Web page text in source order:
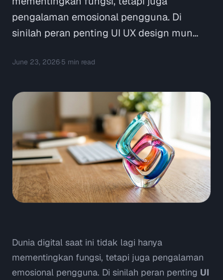
pengalaman emosional pengguna. Di
sinilah peran penting UI UX design mun…
June 23, 2026·5 min read
Dunia digital saat ini tidak lagi hanya
mementingkan fungsi, tetapi juga pengalaman
emosional pengguna. Di sinilah peran penting UI